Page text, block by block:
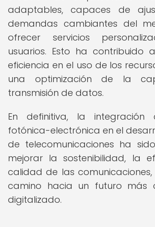
adaptables, capaces de
demandas cambiantes del
ofrecer servicios
usuarios. Esto ha contribuido
eficiencia en el uso de los
una optimización de la
transmisión de datos.
En definitiva, la integración
fotónica-electrónica en el
de telecomunicaciones ha
mejorar la sostenibilidad, la
calidad de las
camino hacia un futuro más
digitalizado.